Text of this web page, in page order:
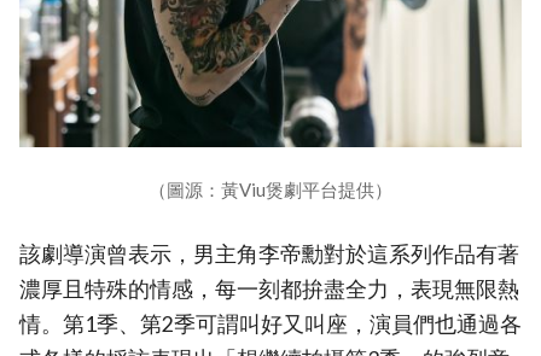
（圖源：黃Viu煲劇平台提供）
該劇導演曾表示，男主角李帝勳對於這系列作品有著
濃厚且特殊的情感，每一刻都拚盡全力，表現無限熱
情。第1季、第2季可謂叫好又叫座，演員們也通過各